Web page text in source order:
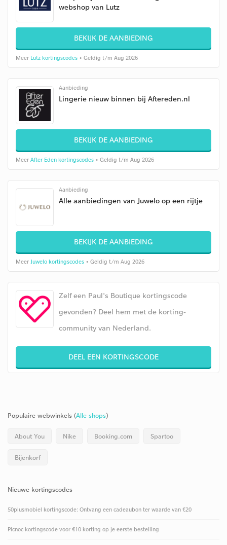
webshop van Lutz
BEKIJK DE AANBIEDING
Meer Lutz kortingscodes • Geldig t/m Aug 2026
Aanbieding
Lingerie nieuw binnen bij Aftereden.nl
BEKIJK DE AANBIEDING
Meer After Eden kortingscodes • Geldig t/m Aug 2026
Aanbieding
Alle aanbiedingen van Juwelo op een rijtje
BEKIJK DE AANBIEDING
Meer Juwelo kortingscodes • Geldig t/m Aug 2026
Zelf een Paul's Boutique kortingscode
gevonden? Deel hem met de korting-
community van Nederland.
DEEL EEN KORTINGSCODE
Populaire webwinkels (Alle shops)
About You Nike Booking.com Spartoo
Bijenkorf
Nieuwe kortingscodes
50plusmobiel kortingscode: Ontvang een cadeaubon ter waarde van €20
Picnoc kortingscode voor €10 korting op je eerste bestelling